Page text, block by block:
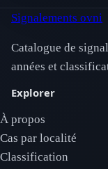
Signalements ovni
Catalogue de
années et
Explorer
À propos
Cas par localité
Classification